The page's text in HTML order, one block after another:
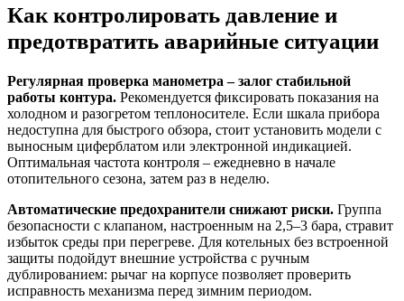
Как контролировать давление и
предотвратить аварийные ситуации
Регулярная проверка манометра – залог стабильной
работы контура. Рекомендуется фиксировать показания на
холодном и разогретом теплоносителе. Если шкала прибора
недоступна для быстрого обзора, стоит установить модели с
выносным циферблатом или электронной индикацией.
Оптимальная частота контроля – ежедневно в начале
отопительного сезона, затем раз в неделю.
Автоматические предохранители снижают риски. Группа
безопасности с клапаном, настроенным на 2,5–3 бара, стравит
избыток среды при перегреве. Для котельных без встроенной
защиты подойдут внешние устройства с ручным
дублированием: рычаг на корпусе позволяет проверить
исправность механизма перед зимним периодом.